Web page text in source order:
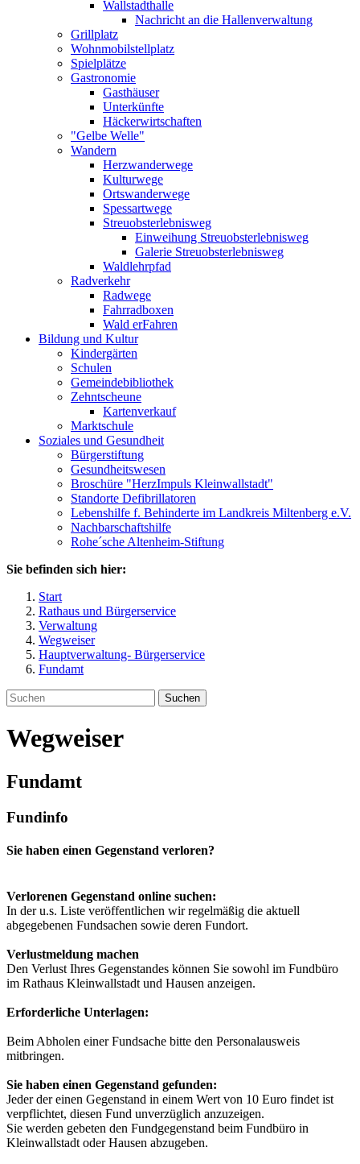
Wallstadthalle
Nachricht an die Hallenverwaltung
Grillplatz
Wohnmobilstellplatz
Spielplätze
Gastronomie
Gasthäuser
Unterkünfte
Häckerwirtschaften
"Gelbe Welle"
Wandern
Herzwanderwege
Kulturwege
Ortswanderwege
Spessartwege
Streuobsterlebnisweg
Einweihung Streuobsterlebnisweg
Galerie Streuobsterlebnisweg
Waldlehrpfad
Radverkehr
Radwege
Fahrradboxen
Wald erFahren
Bildung und Kultur
Kindergärten
Schulen
Gemeindebibliothek
Zehntscheune
Kartenverkauf
Marktschule
Soziales und Gesundheit
Bürgerstiftung
Gesundheitswesen
Broschüre "HerzImpuls Kleinwallstadt"
Standorte Defibrillatoren
Lebenshilfe f. Behinderte im Landkreis Miltenberg e.V.
Nachbarschaftshilfe
Rohe´sche Altenheim-Stiftung
Sie befinden sich hier:
Start
Rathaus und Bürgerservice
Verwaltung
Wegweiser
Hauptverwaltung- Bürgerservice
Fundamt
Suchen
Wegweiser
Fundamt
Fundinfo
Sie haben einen Gegenstand verloren?
Verlorenen Gegenstand online suchen:
In der u.s. Liste veröffentlichen wir regelmäßig die aktuell
abgegebenen Fundsachen sowie deren Fundort.
Verlustmeldung machen
Den Verlust Ihres Gegenstandes können Sie sowohl im Fundbüro
im Rathaus Kleinwallstadt und Hausen anzeigen.
Erforderliche Unterlagen:
Beim Abholen einer Fundsache bitte den Personalausweis
mitbringen.
Sie haben einen Gegenstand gefunden:
Jeder der einen Gegenstand in einem Wert von 10 Euro findet ist
verpflichtet, diesen Fund unverzüglich anzuzeigen.
Sie werden gebeten den Fundgegenstand beim Fundbüro in
Kleinwallstadt oder Hausen abzugeben.